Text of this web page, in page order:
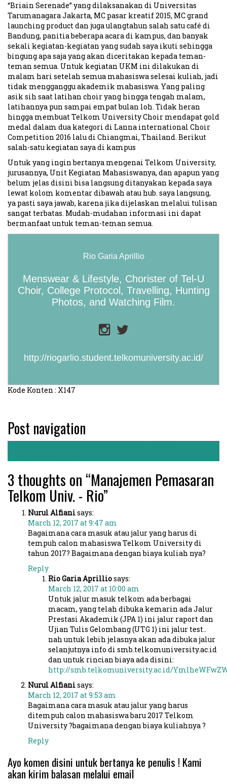
“Briain Serenade” yang dilaksanakan di Universitas
Tarumanagara Jakarta, MC pasar kreatif 2015, MC grand
launching product dan juga ulangtahun salah satu café di
Bandung, panitia beberapa acara di kampus, dan banyak
sekali kegiatan-kegiatan yang sudah saya ikuti sehingga
bingung apa saja yang akan diceritakan kepada teman-
teman semua. Untuk kegiatan UKM ini dilakukan di
malam hari setelah semua mahasiswa selesai kuliah, jadi
tidak mengganggu akademik mahasiswa. Yang paling
asik sih saat latihan choir yang hingga tengah malam,
latihannya pun sampai empat bulan loh. Tidak heran
hingga membuat Telkom University Choir mendapat gold
medal dalam dua kategori di Lanna international Choir
Competition 2016 lalu di Chiangmai, Thailand. Berikut
salah-satu kegiatan saya di kampus
Untuk yang ingin bertanya mengenai Telkom University,
jurusannya, Unit Kegiatan Mahasiswanya, dan apapun yang
belum jelas disini bisa langsung ditanyakan kepada saya
lewat kolom komentar dibawah atau hub. saya langsung,
ya pasti saya jawab, karena jika dijelaskan melalui tulisan
sangat terbatas. Mudah-mudahan informasi ini dapat
bermanfaat untuk teman-teman semua.
Rio Garia Aprillio
Menswear & Lifestyle, Chorister of Tel-U
Choir, College Protocol, Travelling, Hunting
Photos, and Watching Film.
http://riogarlio.student.telkomuniversity.ac.id/
Kode Konten : X147
Post navigation
3 thoughts on “Manajemen Pemasaran
Telkom Univ. - Rio”
Nurul Alfianisays:
March 12, 2017 at 9:47 am
Bagaimana cara masuk atau jalur yang harus di
tempuh calon mahasiswa Telkom University di
tahun 2017? Bagaimana dengan biaya kuliah nya?
Reply
Rio Garia Aprilliosays:
March 12, 2017 at 10:00 am
Untuk jalur masuk telkom ada berbagai
macam, yang telah dibuka kemarin ada Jalur
Prestasi Akademik (JPA 1) ini jalur raport dan
Ujian Tulis Gelombang (UTG 1) ini jalur test..
nah untuk lebih jelasnya akan ada dibuka jalur
selanjutnya info di smb.telkomuniversity.ac.id
dan untuk rincian biaya ada disini:
http://smb.telkomuniversity.ac.id/
Nurul Alfianisays:
March 12, 2017 at 9:53 am
Bagaimana cara masuk atau jalur yang harus
ditempuh calon mahasiswa baru 2017 Telkom
University ?bagaimana dengan biaya kuliahnya ?
Reply
Ayo komen disini untuk bertanya ke penulis ! Kami
akan kirim balasan melalui email